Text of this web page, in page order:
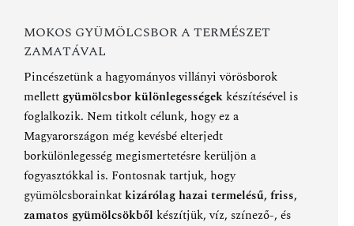
MOKOS GYÜMÖLCSBOR A TERMÉSZET
ZAMATÁVAL
Pincészetünk a hagyományos villányi vörösborok
mellett gyümölcsbor különlegességek készítésével is
foglalkozik. Nem titkolt célunk, hogy ez a
Magyarországon még kevésbé elterjedt
borkülönlegesség megismertetésre kerüljön a
fogyasztókkal is. Fontosnak tartjuk, hogy
gyümölcsborainkatkizárólag hazai termelésű, friss,
zamatos gyümölcsökből készítjük, víz, színező-, és